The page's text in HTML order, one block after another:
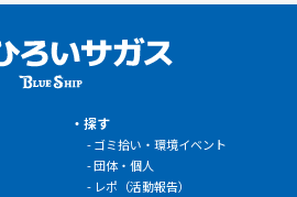
探す
ゴミ拾い・環境イベント
団体・個人
レポ（活動報告）